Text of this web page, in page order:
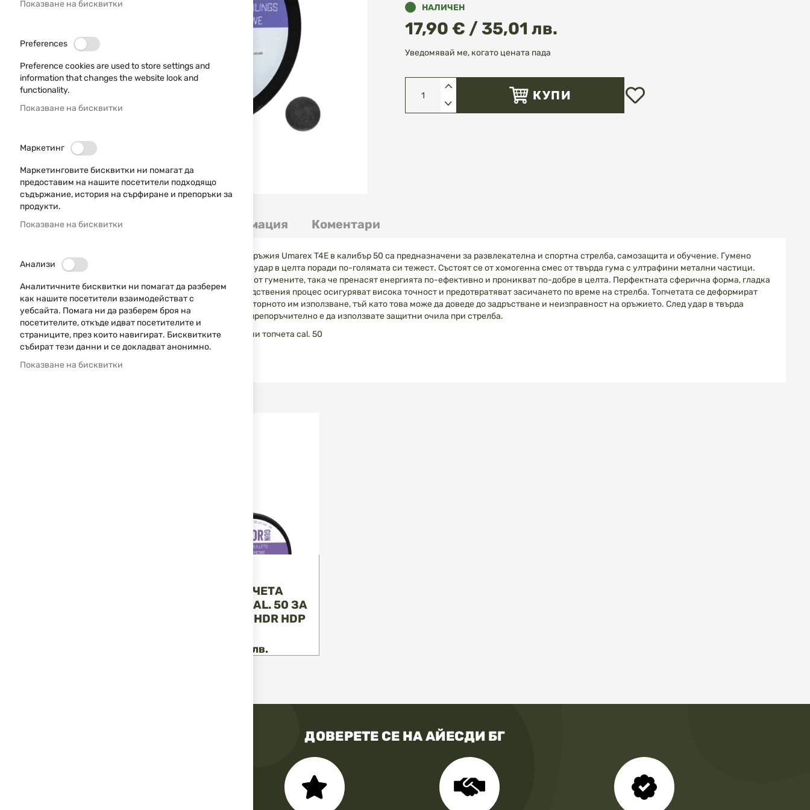
НАЛИЧЕН
17,90 € / 35,01 лв.
Уведомявай ме, когато цената пада
КУПИ
Преминете
към
началото
със
Детайли
Свръхтежките топчета от гума и метал RazurGun за оръжия Umarex T4E в калибър 50 са предназначени за развлекателна и спортна стрелба, самозащита и обучение. Гумено
металните топчета предоставят повече енергия при удар в целта поради по-голямата си тежест. Състоят се от хомогенна смес от твърда гума с ултрафини метални частици.
Гумено металните топчета са по-твърди и по-тежки от гумените, така че пренасят енергията по-ефективно и проникват по-добре в целта. Перфектната сферична форма, гладка
повърхност и много добра повторяемост на производствения процес осигуряват висока точност и предотвратяват засичането по време на стрелба. Топчетата се деформират
след попадане в целта, така че не се препоръчва повторното им използване, тъй като това може да доведе до задръстване и неизправност на оръжието. След удар в твърда
повърхност, гумените топчета могат да рикошират, препоръчително е да използвате защитни очила при стрелба.
Съдържание на опаковката: 100 броя гумено-метални топчета cal. 50
Тегло на едно топче: 2.65 gr.
Допълнителна информация Коментари
ГУМЕНИ ТОПЧЕТА
RAZORGUN CAL. 50 ЗА
UMAREX T4E HDR HDP
13,01 лв.
ДОВЕРЕТЕ СЕ НА АЙЕСДИ БГ
Показване на бисквитки
Preferences
Preference cookies are used to store settings and
information that changes the website look and
functionality.
Показване на бисквитки
Маркетинг
Маркетинговите бисквитки ни помагат да
предоставим на нашите посетители подходящо
съдържание, история на сърфиране и препоръки за
продукти.
Показване на бисквитки
Анализи
Аналитичните бисквитки ни помагат да разберем
как нашите посетители взаимодействат с
уебсайта. Помага ни да разберем броя на
посетителите, откъде идват посетителите и
страниците, през които навигират. Бисквитките
събират тези данни и се докладват анонимно.
Показване на бисквитки